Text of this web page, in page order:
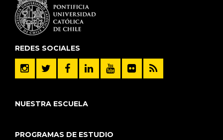
REDES SOCIALES
NUESTRA ESCUELA
PROGRAMAS DE ESTUDIO